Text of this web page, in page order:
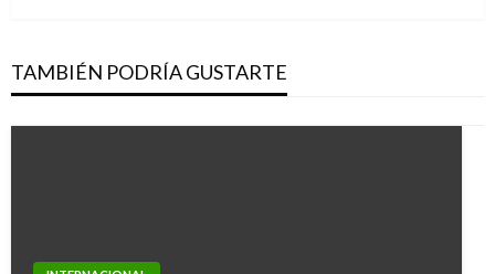
TAMBIÉN PODRÍA GUSTARTE